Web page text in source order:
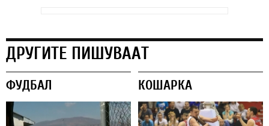
ДРУГИТЕ ПИШУВААТ
ФУДБАЛ КОШАРКА